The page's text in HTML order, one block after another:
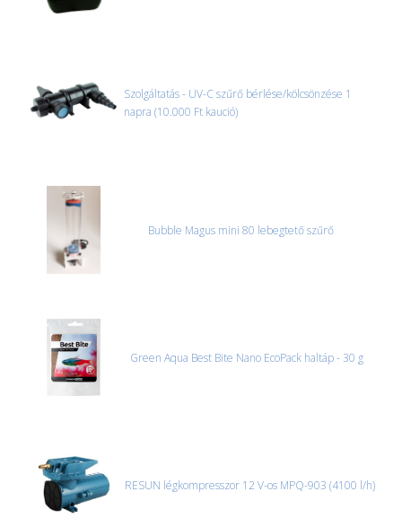
Szolgáltatás - UV-C szűrő bérlése/kölcsönzése 1
napra (10.000 Ft kaució)
Bubble Magus mini 80 lebegtető szűrő
Green Aqua Best Bite Nano EcoPack haltáp - 30 g
RESUN légkompresszor 12 V-os MPQ-903 (4100 l/h)